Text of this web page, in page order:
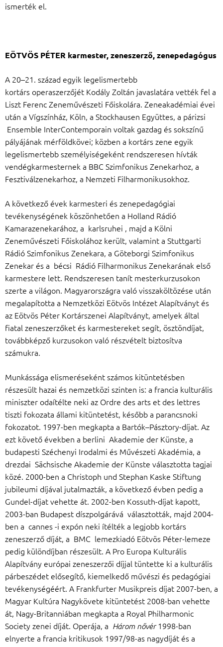
ismerték el.
EÖTVÖS PÉTER karmester, zeneszerző, zenepedagógus
A 20–21. század egyik legelismertebb
kortárs operaszerzőjét Kodály Zoltán javaslatára vették fel a
Liszt Ferenc Zeneművészeti Főiskolára. Zeneakadémiai évei
után a Vígszínház, Köln, a Stockhausen Együttes, a párizsi
Ensemble InterContemporain voltak gazdag és sokszínű
pályájának mérföldkövei; közben a kortárs zene egyik
legelismertebb személyiségeként rendszeresen hívták
vendégkarmesternek a BBC Szimfonikus Zenekarhoz, a
Fesztiválzenekarhoz, a Nemzeti Filharmonikusokhoz.
A következő évek karmesteri és zenepedagógiai
tevékenységének köszönhetően a Holland Rádió
Kamarazenekarához, a karlsruhei , majd a Kölni
Zeneművészeti Főiskolához került, valamint a Stuttgarti
Rádió Szimfonikus Zenekara, a Göteborgi Szimfonikus
Zenekar és a bécsi Rádió Filharmonikus Zenekarának első
karmestere lett. Rendszeresen tanít mesterkurzusokon
szerte a világon. Magyarországra való visszaköltözése után
megalapította a Nemzetközi Eötvös Intézet Alapítványt és
az Eötvös Péter Kortárszenei Alapítványt, amelyek által
fiatal zeneszerzőket és karmestereket segít, ösztöndíjat,
továbbképző kurzusokon való részvételt biztosítva
számukra.
Munkássága elismeréseként számos kitüntetésben
részesült hazai és nemzetközi szinten is: a francia kulturális
miniszter odaítélte neki az Ordre des arts et des lettres
tiszti fokozata állami kitüntetést, később a parancsnoki
fokozatot. 1997-ben megkapta a Bartók–Pásztory-díjat. Az
ezt követő években a berlini Akademie der Künste, a
budapesti Széchenyi Irodalmi és Művészeti Akadémia, a
drezdai Sächsische Akademie der Künste választotta tagjai
közé. 2000-ben a Christoph und Stephan Kaske Stiftung
jubileumi díjával jutalmazták, a következő évben pedig a
Gundel-díjat vehette át. 2002-ben Kossuth-díjat kapott,
2003-ban Budapest díszpolgárává választották, majd 2004-
ben a cannes -i expón neki ítélték a legjobb kortárs
zeneszerző díját, a BMC lemezkiadó Eötvös Péter-lemeze
pedig különdíjban részesült. A Pro Europa Kulturális
Alapítvány európai zeneszerzői díjjal tüntette ki a kulturális
párbeszédet elősegítő, kiemelkedő művészi és pedagógiai
tevékenységéért. A Frankfurter Musikpreis díjat 2007-ben, a
Magyar Kultúra Nagykövete kitüntetést 2008-ban vehette
át, Nagy-Britanniában megkapta a Royal Philharmonic
Society zenei díját. Operája, a Három nővér1998-ban
elnyerte a francia kritikusok 1997/98-as nagydíját és a